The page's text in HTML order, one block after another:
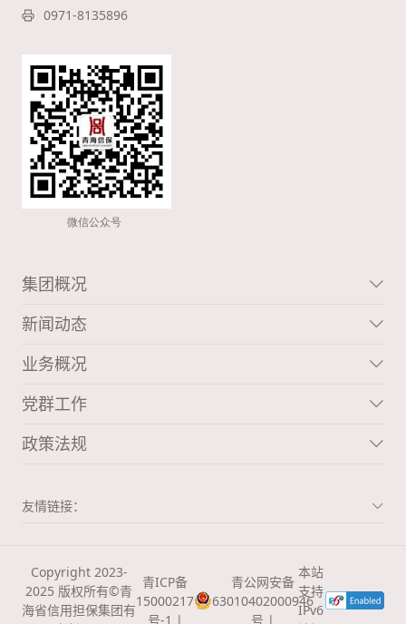
0971-8135896
集团概况
新闻动态
业务概况
党群工作
政策法规
友情链接：
Copyright 2023-
2025 版权所有©青
海省信用担保集团有
青ICP备
15000217
号-1 |
青公网安备
63010402000946
号 |
本站
支持
IPv6